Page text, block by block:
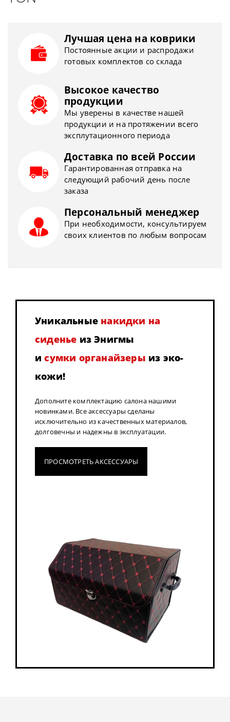
Лучшая цена на коврики
Постоянные акции и распродажи
готовых комплектов со склада
Высокое качество
продукции
Мы уверены в качестве нашей
продукции и на протяжении всего
эксплутационного периода
Доставка по всей России
Гарантированная отправка на
следующий рабочий день после
заказа
Персональный менеджер
При необходимости, консультируем
своих клиентов по любым вопросам
Уникальные накидки на
сиденье из Энигмы
исумки органайзеры из эко-
кожи!
Дополните комплектацию салона нашими
новинками. Все аксессуары сделаны
исключительно из качественных материалов,
долговечны и надежны в эксплуатации.
ПРОСМОТРЕТЬ АКСЕССУАРЫ